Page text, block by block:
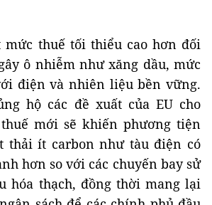
mức thuế tối thiểu cao hơn đối
ô nhiễm như xăng dầu, mức
điện và nhiên liệu bền vững.
hộ các đề xuất của EU cho
mới sẽ khiến phương tiện
thải ít carbon như tàu điện có
hơn so với các chuyến bay sử
hóa thạch, đồng thời mang lại